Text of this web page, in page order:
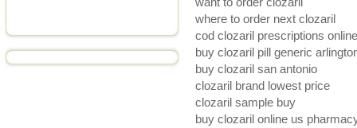
where to order next clozaril
cod clozaril prescriptions online
buy clozaril pill generic
buy clozaril san antonio
clozaril brand lowest price
clozaril sample buy
buy clozaril online us